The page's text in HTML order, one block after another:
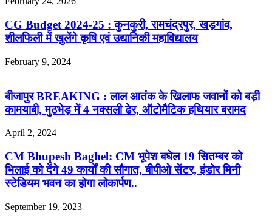
CG Budget 2024-25 : कुनकुरी, रामचंद्रपुर, खड़गांव,
शीलफिली में खुलेंगे कृषि एवं उद्यानिकी महाविद्यालय
February 9, 2024
बीजापुर BREAKING : लाल आतंक के खिलाफ जवानों को बड़ी
कामयाबी, मुठभेड़ में 4 नक्सली ढेर, ऑटोमैटिक हथियार बरामद
April 2, 2024
CM Bhupesh Baghel: CM भूपेश बघेल 19 सितम्बर को
भिलाई को देंगे 49 कार्यों की सौगात, बीपीओ सेंटर, इंडोर मिनी
स्टेडियम भवन का होगा लोकार्पण..
September 19, 2023